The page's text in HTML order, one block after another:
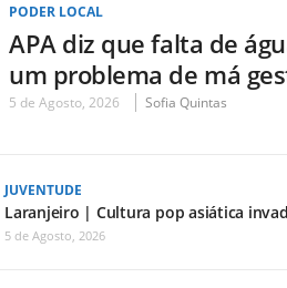
PODER LOCAL
APA diz que falta de
um problema de má
5 de Agosto, 2026 Sofia Quintas
JUVENTUDE
Laranjeiro | Cultura pop asiática
5 de Agosto, 2026